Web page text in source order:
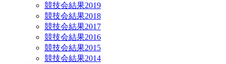
競技会結果2019
競技会結果2018
競技会結果2017
競技会結果2016
競技会結果2015
競技会結果2014